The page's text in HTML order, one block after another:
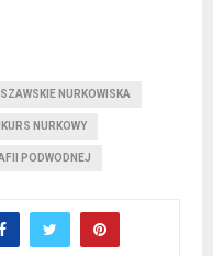
NURKOWISKA
NURKOWY
PODWODNEJ